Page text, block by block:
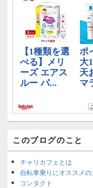
このブログのこと
チャリカフェとは
自転車乗りにオススメ
コンタクト